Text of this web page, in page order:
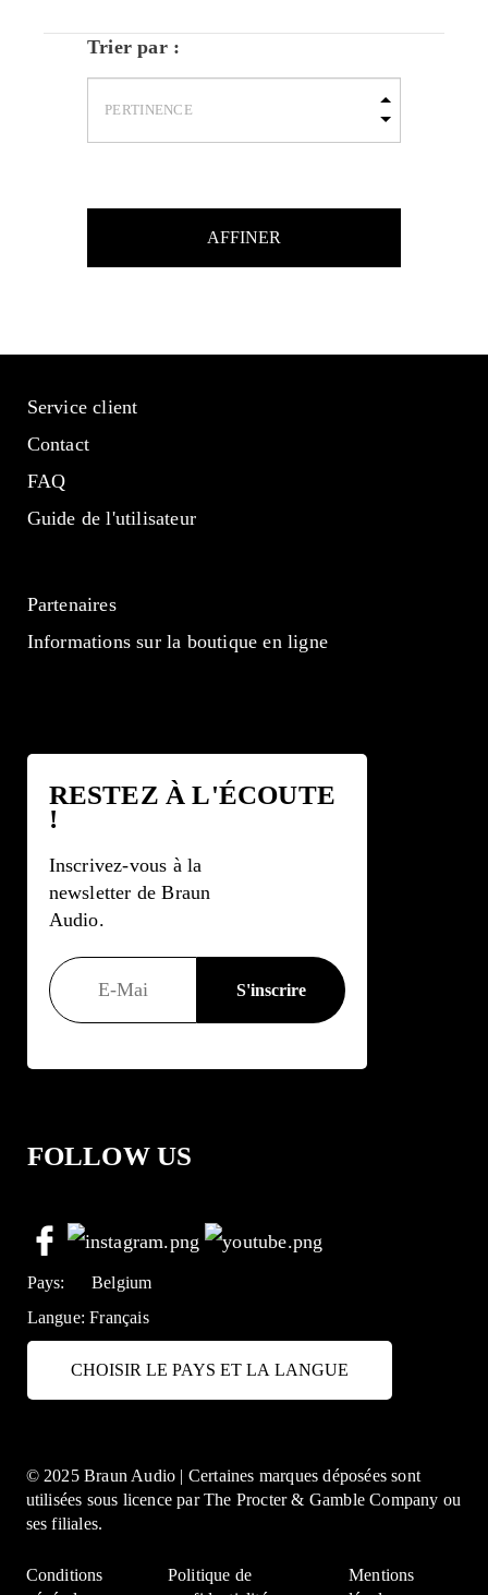
Trier par :
AFFINER
Service client
Contact
FAQ
Guide de l'utilisateur
Partenaires
Informations sur la boutique en ligne
RESTEZ À L'ÉCOUTE
!
Inscrivez-vous à la
newsletter de Braun
Audio.
FOLLOW US
Pays:
Belgium
Langue:Français
CHOISIR LE PAYS ET LA LANGUE
© 2025 Braun Audio | Certaines marques déposées sont
utilisées sous licence par The Procter & Gamble Company ou
ses filiales.
Conditions
Politique de
Mentions